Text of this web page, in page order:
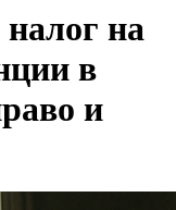
на
в
и